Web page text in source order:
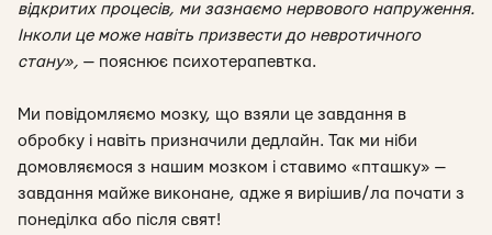
відкритих процесів, ми зазнаємо нервового напруження.
Інколи це може навіть призвести до невротичного
стану», — пояснює психотерапевтка.
Ми повідомляємо мозку, що взяли це завдання в
обробку і навіть призначили дедлайн. Так ми ніби
домовляємося з нашим мозком і ставимо «пташку» —
завдання майже виконане, адже я вирішив/ла почати з
понеділка або після свят!